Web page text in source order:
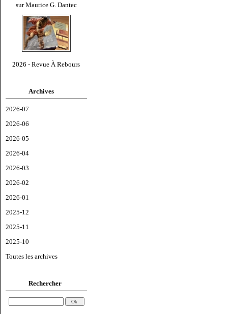
sur Maurice G. Dantec
2026 - Revue À Rebours
Archives
2026-07
2026-06
2026-05
2026-04
2026-03
2026-02
2026-01
2025-12
2025-11
2025-10
Toutes les archives
Rechercher